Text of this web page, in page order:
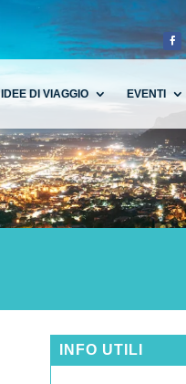
IDEE DI VIAGGIO EVENTI
INFO UTILI